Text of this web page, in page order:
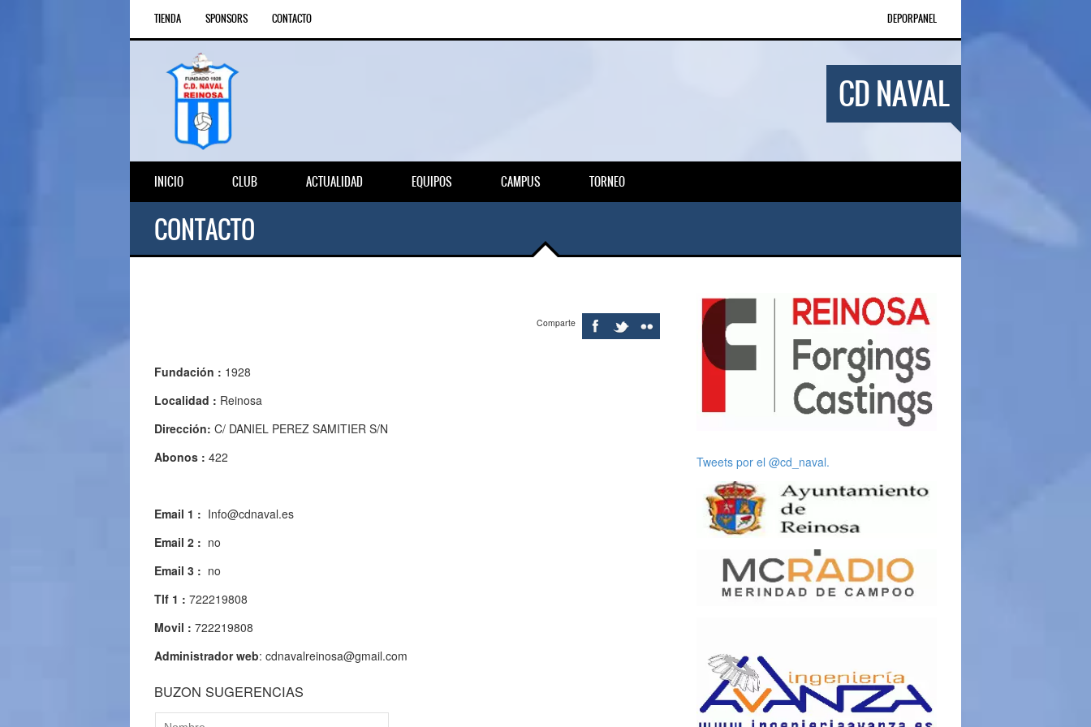
TIENDA SPONSORS CONTACTO DEPORPANEL
CD NAVAL
INICIO CLUB ACTUALIDAD EQUIPOS CAMPUS TORNEO
CONTACTO
Comparte
Fundación : 1928
Localidad : Reinosa
Dirección: C/ DANIEL PEREZ SAMITIER S/N
Abonos : 422
Email 1 : Info@cdnaval.es
Email 2 : no
Email 3 : no
Tlf 1 : 722219808
Movil : 722219808
Administrador web: cdnavalreinosa@gmail.com
BUZON SUGERENCIAS
Tweets por el @cd_naval.